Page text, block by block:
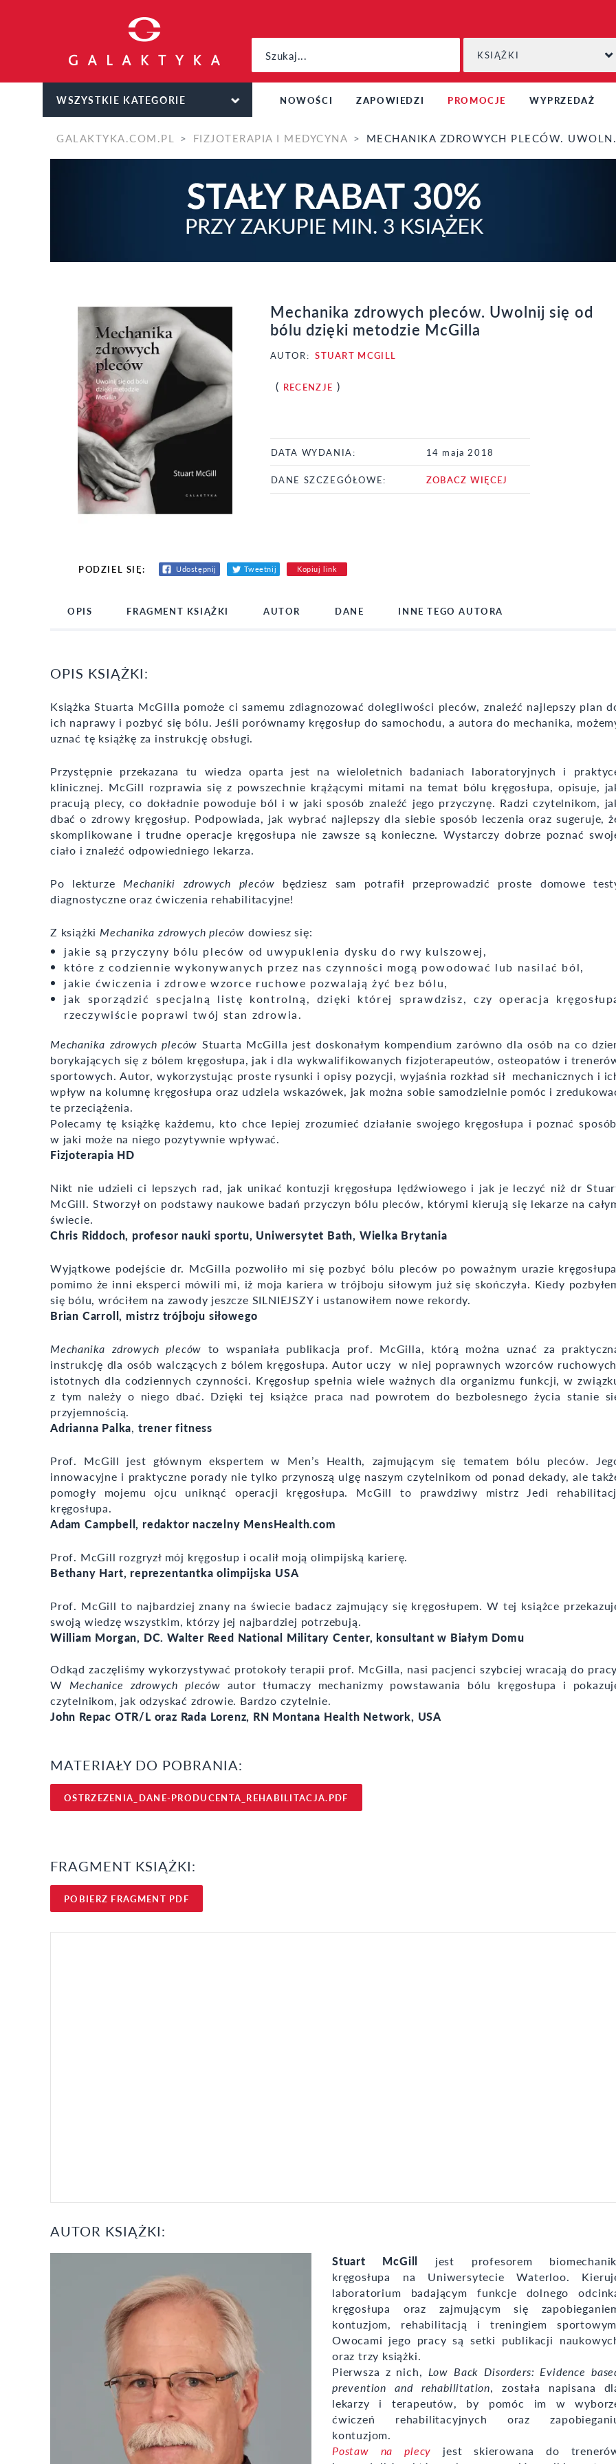
KSIĄŻKI
WSZYSTKIE KATEGORIE NOWOŚCI ZAPOWIEDZI PROMOCJE WYPRZEDAŻ
GALAKTYKA.COM.PL FIZJOTERAPIA I MEDYCYNA MECHANIKA ZDROWYCH PLECÓW. UWOLNIJ SIĘ OD BÓLU DZIĘKI METODZIE MCGILLA
Mechanika zdrowych pleców. Uwolnij się od
bólu dzięki metodzie McGilla
AUTOR: STUART MCGILL
( RECENZJE )
DATA WYDANIA: 14 maja 2018
DANE SZCZEGÓŁOWE: ZOBACZ WIĘCEJ
PODZIEL SIĘ: Udostępnij Tweetnij Kopiuj link
OPIS FRAGMENT KSIĄŻKI AUTOR DANE INNE TEGO AUTORA
OPIS KSIĄŻKI:
Książka Stuarta McGilla pomoże ci samemu zdiagnozować dolegliwości pleców, znaleźć najlepszy plan
ich naprawy i pozbyć się bólu. Jeśli porównamy kręgosłup do samochodu, a autora do mechanika,
uznać tę książkę za instrukcję obsługi.
Przystępnie przekazana tu wiedza oparta jest na wieloletnich badaniach laboratoryjnych i
klinicznej. McGill rozprawia się z powszechnie krążącymi mitami na temat bólu kręgosłupa, opisuje,
pracują plecy, co dokładnie powoduje ból i w jaki sposób znaleźć jego przyczynę. Radzi czytelnikom,
dbać o zdrowy kręgosłup. Podpowiada, jak wybrać najlepszy dla siebie sposób leczenia oraz sugeruje,
skomplikowane i trudne operacje kręgosłupa nie zawsze są konieczne. Wystarczy dobrze poznać
ciało i znaleźć odpowiedniego lekarza.
Po lekturze Mechaniki zdrowych pleców będziesz sam potrafił przeprowadzić proste domowe
diagnostyczne oraz ćwiczenia rehabilitacyjne!
Z książki Mechanika zdrowych pleców dowiesz się:
jakie są przyczyny bólu pleców od uwypuklenia dysku do rwy kulszowej,
które z codziennie wykonywanych przez nas czynności mogą powodować lub nasilać ból,
jakie ćwiczenia i zdrowe wzorce ruchowe pozwalają żyć bez bólu,
jak sporządzić specjalną listę kontrolną, dzięki której sprawdzisz, czy operacja
rzeczywiście poprawi twój stan zdrowia.
Mechanika zdrowych pleców Stuarta McGilla jest doskonałym kompendium zarówno dla osób na co
borykających się z bólem kręgosłupa, jak i dla wykwalifikowanych fizjoterapeutów, osteopatów i
sportowych. Autor, wykorzystując proste rysunki i opisy pozycji, wyjaśnia rozkład sił mechanicznych i
wpływ na kolumnę kręgosłupa oraz udziela wskazówek, jak można sobie samodzielnie pomóc i
te przeciążenia.
Polecamy tę książkę każdemu, kto chce lepiej zrozumieć działanie swojego kręgosłupa i poznać
w jaki może na niego pozytywnie wpływać.
Fizjoterapia HD
Nikt nie udzieli ci lepszych rad, jak unikać kontuzji kręgosłupa lędźwiowego i jak je leczyć niż dr
McGill. Stworzył on podstawy naukowe badań przyczyn bólu pleców, którymi kierują się lekarze na
świecie.
Chris Riddoch, profesor nauki sportu, Uniwersytet Bath, Wielka Brytania
Wyjątkowe podejście dr. McGilla pozwoliło mi się pozbyć bólu pleców po poważnym urazie
pomimo że inni eksperci mówili mi, iż moja kariera w trójboju siłowym już się skończyła. Kiedy
się bólu, wróciłem na zawody jeszcze SILNIEJSZY i ustanowiłem nowe rekordy.
Brian Carroll, mistrz trójboju siłowego
Mechanika zdrowych pleców to wspaniała publikacja prof. McGilla, którą można uznać za
instrukcję dla osób walczących z bólem kręgosłupa. Autor uczy w niej poprawnych wzorców
istotnych dla codziennych czynności. Kręgosłup spełnia wiele ważnych dla organizmu funkcji, w
z tym należy o niego dbać. Dzięki tej książce praca nad powrotem do bezbolesnego życia stanie
przyjemnością.
Adrianna Palka, trener fitness
Prof. McGill jest głównym ekspertem w Men’s Health, zajmującym się tematem bólu pleców.
innowacyjne i praktyczne porady nie tylko przynoszą ulgę naszym czytelnikom od ponad dekady, ale
pomogły mojemu ojcu uniknąć operacji kręgosłupa. McGill to prawdziwy mistrz Jedi
kręgosłupa.
Adam Campbell, redaktor naczelny MensHealth.com
Prof. McGill rozgryzł mój kręgosłup i ocalił moją olimpijską karierę.
Bethany Hart, reprezentantka olimpijska USA
Prof. McGill to najbardziej znany na świecie badacz zajmujący się kręgosłupem. W tej książce
swoją wiedzę wszystkim, którzy jej najbardziej potrzebują.
William Morgan, DC. Walter Reed National Military Center, konsultant w Białym Domu
Odkąd zaczęliśmy wykorzystywać protokoły terapii prof. McGilla, nasi pacjenci szybciej wracają do
W Mechanice zdrowych pleców autor tłumaczy mechanizmy powstawania bólu kręgosłupa i
czytelnikom, jak odzyskać zdrowie. Bardzo czytelnie.
John Repac OTR/L oraz Rada Lorenz, RN Montana Health Network, USA
MATERIAŁY DO POBRANIA:
OSTRZEZENIA_DANE-PRODUCENTA_REHABILITACJA.PDF
FRAGMENT KSIĄŻKI:
POBIERZ FRAGMENT PDF
AUTOR KSIĄŻKI:
Stuart McGill jest profesorem
kręgosłupa na Uniwersytecie Waterloo.
laboratorium badającym funkcje dolnego
kręgosłupa oraz zajmującym się
kontuzjom, rehabilitacją i treningiem
Owocami jego pracy są setki publikacji
oraz trzy książki.
Pierwsza z nich, Low Back Disorders: Evidence
prevention and rehabilitation, została napisana
lekarzy i terapeutów, by pomóc im w
ćwiczeń rehabilitacyjnych oraz
kontuzjom.
Postaw na plecy jest skierowana do